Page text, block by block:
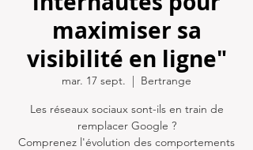
maximiser sa
visibilité en ligne"
mar. 17 sept.
  |
Bertrange
Les réseaux sociaux sont-ils en train de
remplacer Google ?
Comprenez l'évolution des comportements